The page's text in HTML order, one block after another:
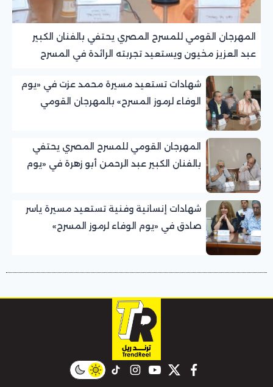
المهرجان القومي للمسرح المصري يحتفي بالفنان الكبير
عبد العزيز مخيون ويستعيد تجربته الرائدة في المسرح
شهادات تستعيد مسيرة محمد عزت في «يوم
الوفاء لرموز المسرح» بالمهرجان القومي
المهرجان القومي للمسرح المصري يحتفي
بالفنان الكبير عبد الرحمن أبو زهرة في «يوم
شهادات إنسانية وفنية تستعيد مسيرة ياسر
صادق في «يوم الوفاء لرموز المسرح»
facebook
twitter
youtube
instagram
tiktok